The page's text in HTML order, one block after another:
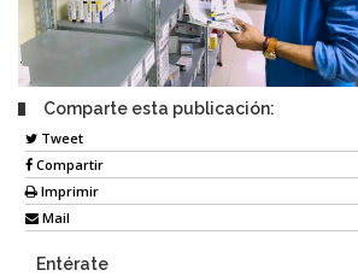
Comparte esta publicación:
Tweet
Compartir
Imprimir
Mail
Entérate